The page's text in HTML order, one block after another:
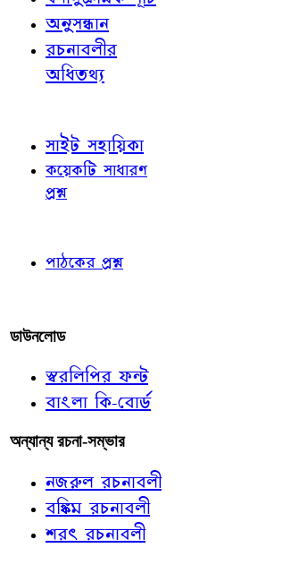
অনুসন্ধান
রচনাবলীর
অধিতথ্য
সাইট সহায়িকা
কয়েকটি সাধারণ
প্রশ্ন
পাঠকের প্রশ্ন
ডাউনলোড
স্বরলিপির ফন্ট
বাংলা কি-বোর্ড
অন্যান্য রচনা-সম্ভার
নজরুল রচনাবলী
বঙ্কিম রচনাবলী
শরৎ রচনাবলী